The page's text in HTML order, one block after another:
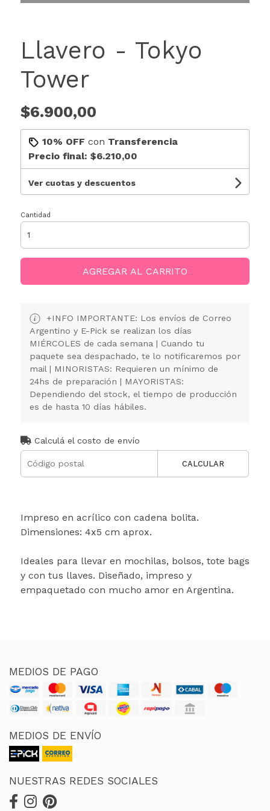
Llavero - Tokyo
Tower
$6.900,00
10% OFF con Transferencia
Precio final: $6.210,00
Ver cuotas y descuentos
Cantidad
AGREGAR AL CARRITO
+INFO IMPORTANTE: Los envíos de Correo
Argentino y E-Pick se realizan los días
MIÉRCOLES de cada semana | Cuando tu
paquete sea despachado, te lo notificaremos por
mail | MINORISTAS: Requieren un mínimo de
24hs de preparación | MAYORISTAS:
Dependiendo del stock, el tiempo de producción
es de hasta 10 días hábiles.
Calculá el costo de envío
CALCULAR
Impreso en acrílico con cadena bolita.
Dimensiones: 4x5 cm aprox.
Ideales para llevar en mochilas, bolsos, tote bags
y con tus llaves. Diseñado, impreso y
empaquetado con mucho amor en Argentina.
MEDIOS DE PAGO
MEDIOS DE ENVÍO
NUESTRAS REDES SOCIALES